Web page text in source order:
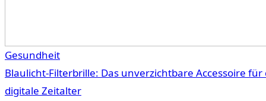
Gesundheit
Blaulicht-Filterbrille: Das unverzichtbare Accessoire für
digitale Zeitalter